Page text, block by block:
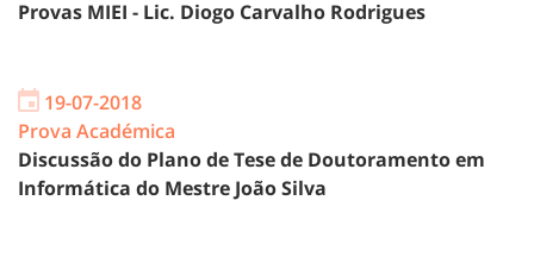
Provas MIEI - Lic. Diogo Carvalho Rodrigues
19-07-2018
Prova Académica
Discussão do Plano de Tese de Doutoramento em
Informática do Mestre João Silva